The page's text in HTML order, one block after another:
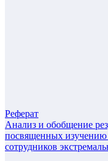
Реферат
Анализ и обобщение
посвященных
сотрудников